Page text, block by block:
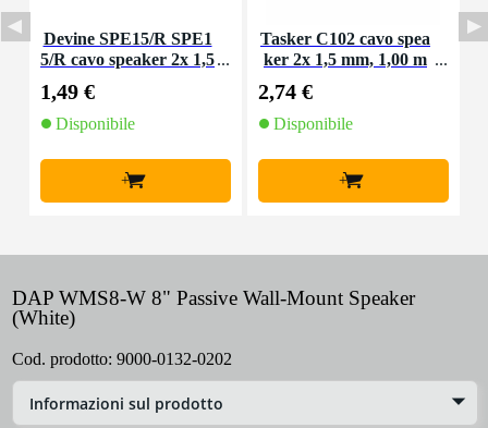
Devine SPE15/R SPE1
5/R cavo speaker 2x 1,5
1,49 €
Disponibile
+
Tasker C102 cavo spea
ker 2x 1,5 mm, 1,00 m
2,74 €
Disponibile
+
DAP WMS8-W 8" Passive Wall-Mount Speaker
(White)
Cod. prodotto: 9000-0132-0202
Informazioni sul prodotto